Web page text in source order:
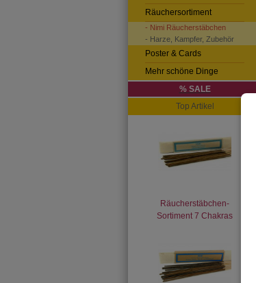
Räuchersortiment
- Nimi Räucherstäbchen
- Harze, Kampfer, Zubehör
Poster & Cards
Mehr schöne Dinge
% SALE
Top Artikel
Räucherstäbchen-
Sortiment 7 Chakras